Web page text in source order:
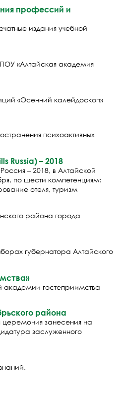
профессий и
издания учебной
«Алтайская академия
«Осенний калейдоскоп»
психоактивных
Russia) – 2018
– 2018, в Алтайской
по шести компетенциям:
отеля, туризм
района города
губернатора Алтайского
академии гостеприимства
района
церемония занесения на
заслуженного